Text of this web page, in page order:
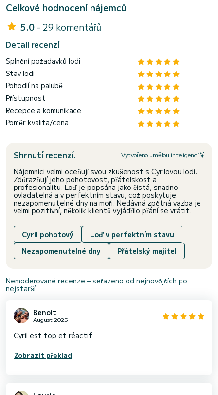
Celkové hodnocení nájemců
5.0 - 29 komentářů
Detail recenzí
Splnění požadavků lodi
Stav lodi
Pohodlí na palubě
Přístupnost
Recepce a komunikace
Poměr kvalita/cena
Shrnutí recenzí. Vytvořeno umělou inteligencí
Nájemníci velmi oceňují svou zkušenost s Cyrilovou lodí.
Zdůrazňují jeho pohotovost, přátelskost a
profesionalitu. Loď je popsána jako čistá, snadno
ovladatelná a v perfektním stavu, což poskytuje
nezapomenutelné dny na moři. Nedávná zpětná vazba je
velmi pozitivní, několik klientů vyjádřilo přání se vrátit.
Cyril pohotový
Loď v perfektním stavu
Nezapomenutelné dny
Přátelský majitel
Nemoderované recenze – seřazeno od nejnovějších po
nejstarší
Benoit
August 2025
Cyril est top et réactif
Zobrazit překlad